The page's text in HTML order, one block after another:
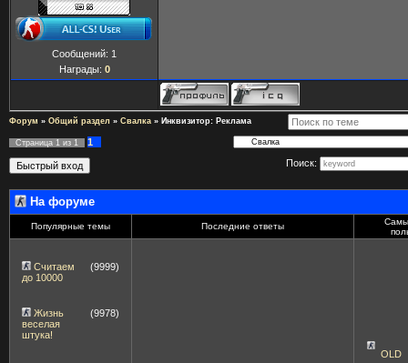
Сообщений: 1
Награды: 0
Форум » Общий раздел » Свалка » Инквизитор: Реклама
Страница 1 из 1
1
Поиск:
На форуме
Популярные темы Последние ответы
Считаем
до 10000
(9999)
Жизнь
веселая
штука!
(9978)
OLD